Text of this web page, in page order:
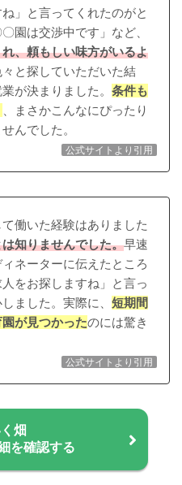
」と言ってくれたのがと
園は交渉中です」など、
、頼もしい味方がいるよ
々と探していただいた結
が決まりました。 条件も
、まさかこんなにぴったり
んでした。
公式サイトより引用
働いた経験はありました
知りませんでした。早速
ネーターに伝えたところ
をお探しますね」と言っ
ました。実際に、 短期間
が見つかったのには驚き
公式サイトより引用
畑
を確認する